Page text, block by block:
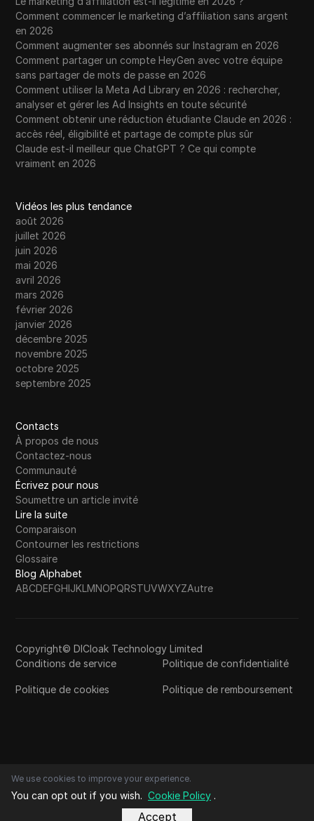
Comment commencer le marketing d’affiliation sans argent
en 2026
Comment augmenter ses abonnés sur Instagram en 2026
Comment partager un compte HeyGen avec votre équipe
sans partager de mots de passe en 2026
Comment utiliser la Meta Ad Library en 2026 : rechercher,
analyser et gérer les Ad Insights en toute sécurité
Comment obtenir une réduction étudiante Claude en 2026 :
accès réel, éligibilité et partage de compte plus sûr
Claude est-il meilleur que ChatGPT ? Ce qui compte
vraiment en 2026
Vidéos les plus tendance
août 2026
juillet 2026
juin 2026
mai 2026
avril 2026
mars 2026
février 2026
janvier 2026
décembre 2025
novembre 2025
octobre 2025
septembre 2025
Contacts
À propos de nous
Contactez-nous
Communauté
Écrivez pour nous
Soumettre un article invité
Lire la suite
Comparaison
Contourner les restrictions
Glossaire
Blog Alphabet
ABCDEFGHIJKLMNOPQRSTUVWXYZAutre
Copyright© DICloak Technology Limited
Conditions de service
Politique de confidentialité
Politique de cookies Politique de remboursement
We use cookies to improve your experience.
You can opt out if you wish. Cookie Policy .
Accept